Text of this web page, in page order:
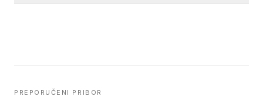
PREPORUČENI PRIBOR